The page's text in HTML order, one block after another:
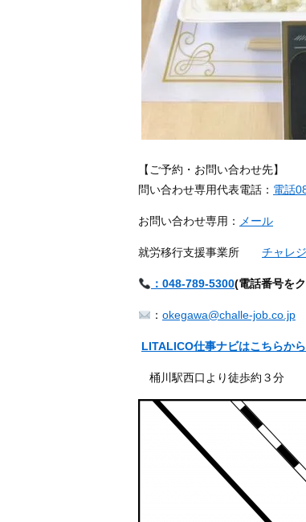
【ご予約・お問い合わせ先】
問い合わせ専用代表電話： 電話
お問い合わせ専用： メール
就労移行支援事業所 チャレ
：048-789-5300(電話番号を
： okegawa@challe-job.co.jp
LITALICO仕事ナビはこちらから
桶川駅西口より徒歩約３分